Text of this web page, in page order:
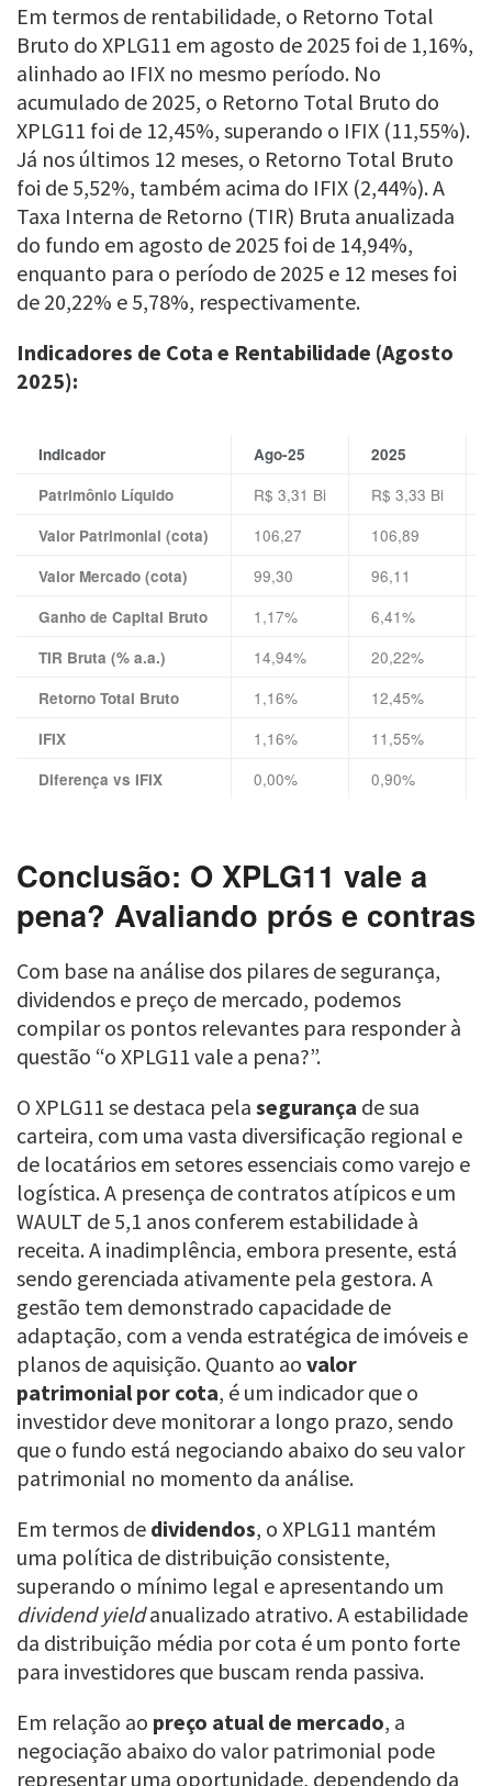
Em termos de rentabilidade, o Retorno Total
Bruto do XPLG11 em agosto de 2025 foi de 1,16%,
alinhado ao IFIX no mesmo período. No
acumulado de 2025, o Retorno Total Bruto do
XPLG11 foi de 12,45%, superando o IFIX (11,55%).
Já nos últimos 12 meses, o Retorno Total Bruto
foi de 5,52%, também acima do IFIX (2,44%). A
Taxa Interna de Retorno (TIR) Bruta anualizada
do fundo em agosto de 2025 foi de 14,94%,
enquanto para o período de 2025 e 12 meses foi
de 20,22% e 5,78%, respectivamente.
Indicadores de Cota e Rentabilidade (Agosto
2025):
Indicador Ago-25 2025
Patrimônio Líquido
R$ 3,31 Bi R$ 3,33 Bi
Valor Patrimonial (cota) 106,27 106,89
Valor Mercado (cota) 99,30 96,11
Ganho de Capital Bruto 1,17% 6,41%
TIR Bruta (% a.a.) 14,94% 20,22%
Retorno Total Bruto 1,16% 12,45%
IFIX 1,16% 11,55%
Diferença vs IFIX 0,00% 0,90%
Conclusão: O XPLG11 vale a
pena? Avaliando prós e contras
Com base na análise dos pilares de segurança,
dividendos e preço de mercado, podemos
compilar os pontos relevantes para responder à
questão “o XPLG11 vale a pena?”.
O XPLG11 se destaca pela segurança de sua
carteira, com uma vasta diversificação regional e
de locatários em setores essenciais como varejo e
logística. A presença de contratos atípicos e um
WAULT de 5,1 anos conferem estabilidade à
receita. A inadimplência, embora presente, está
sendo gerenciada ativamente pela gestora. A
gestão tem demonstrado capacidade de
adaptação, com a venda estratégica de imóveis e
planos de aquisição. Quanto ao valor
patrimonial por cota, é um indicador que o
investidor deve monitorar a longo prazo, sendo
que o fundo está negociando abaixo do seu valor
patrimonial no momento da análise.
Em termos de dividendos, o XPLG11 mantém
uma política de distribuição consistente,
superando o mínimo legal e apresentando um
dividend yieldanualizado atrativo. A estabilidade
da distribuição média por cota é um ponto forte
para investidores que buscam renda passiva.
Em relação ao preço atual de mercado, a
negociação abaixo do valor patrimonial pode
representar uma oportunidade, dependendo da